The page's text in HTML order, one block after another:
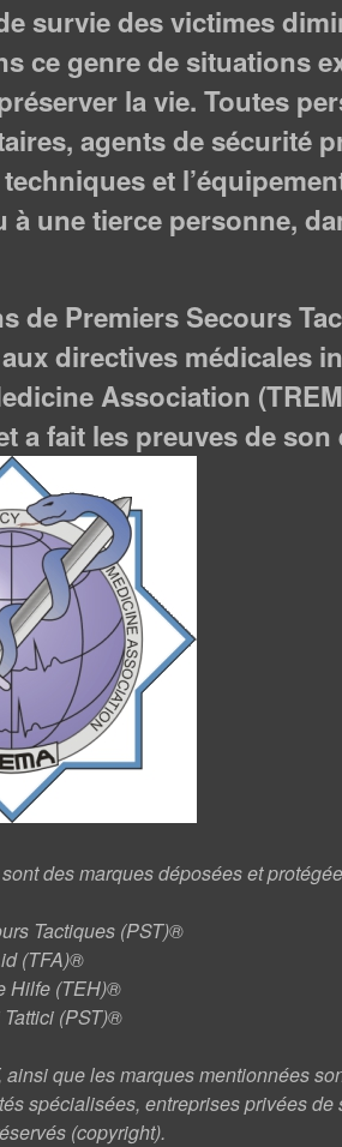
survie des victimes
ce genre de situations
la vie. Toutes
agents de sécurité
et
une tierce personne,
de Premiers Secours
directives médicales
Association
a fait les preuves de
des marques déposées et
Tactiques (PST)®
(TFA)®
Hilfe (TEH)®
(PST)®
ainsi que les marques mentionnées
spécialisées, entreprises privées
(copyright).